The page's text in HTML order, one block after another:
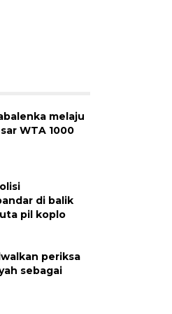
melaju
WTA 1000
di balik
pil koplo
periksa
sebagai